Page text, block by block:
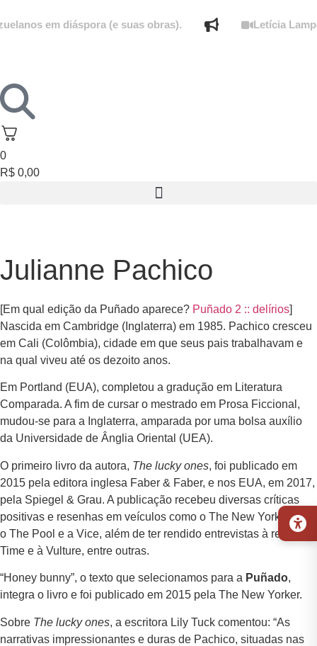
em diáspora (e suas obras). Letícia
0
R$ 0,00
Julianne Pachico
[Em qual edição da Puñado aparece? Puñado 2 :: delírios]
Nascida em Cambridge (Inglaterra) em 1985. Pachico cresceu
em Cali (Colômbia), cidade em que seus pais trabalhavam e
na qual viveu até os dezoito anos.
Em Portland (EUA), completou a gradução em Literatura
Comparada. A fim de cursar o mestrado em Prosa Ficcional,
mudou-se para a Inglaterra, amparada por uma bolsa auxílio
da Universidade de Ânglia Oriental (UEA).
O primeiro livro da autora, The lucky ones, foi publicado em
2015 pela editora inglesa Faber & Faber, e nos EUA, em 2017,
pela Spiegel & Grau. A publicação recebeu diversas críticas
positivas e resenhas em veículos como o The New York Times,
o The Pool e a Vice, além de ter rendido entrevistas à revista
Time e à Vulture, entre outras.
“Honey bunny”, o texto que selecionamos para a Puñado,
integra o livro e foi publicado em 2015 pela The New Yorker.
Sobre The lucky ones, a escritora Lily Tuck comentou: “As
narrativas impressionantes e duras de Pachico, situadas nas